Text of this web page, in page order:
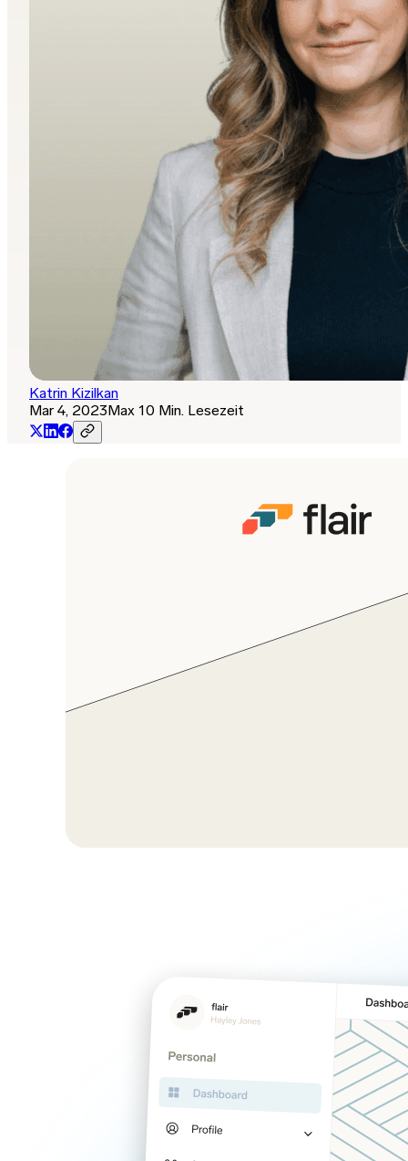
Katrin Kizilkan
Mar 4, 2023Max 10 Min. Lesezeit